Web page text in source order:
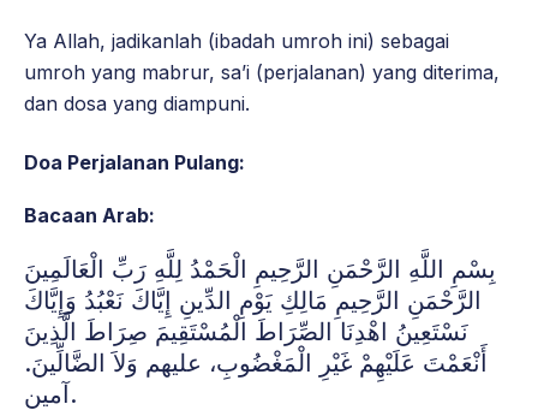
Ya Allah, jadikanlah (ibadah umroh ini) sebagai
umroh yang mabrur, sa’i (perjalanan) yang diterima,
dan dosa yang diampuni.
Doa Perjalanan Pulang:
Bacaan Arab:
بِسْمِ اللَّهِ الرَّحْمَنِ الرَّحِيمِ الْحَمْدُ لِلَّهِ رَبِّ الْعَالَمِينَ
الرَّحْمَنِ الرَّحِيمِ مَالِكِ يَوْمِ الدِّينِ إِيَّاكَ نَعْبُدُ وَإِيَّاكَ
نَسْتَعِينُ اهْدِنَا الصِّرَاطَ الْمُسْتَقِيمَ صِرَاطَ الَّذِينَ
أَنْعَمْتَ عَلَيْهِمْ غَيْرِ الْمَغْضُوبِ، عليهم وَلاَ الضَّالِّينَ.
آمين.